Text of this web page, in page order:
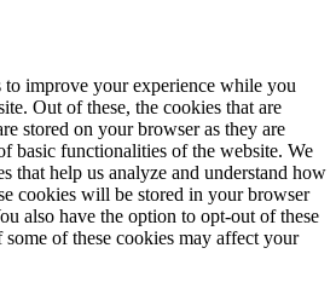
to improve your experience while you
Out of these, the cookies that are
stored on your browser as they are
basic functionalities of the website. We
that help us analyze and understand how
cookies will be stored in your browser
also have the option to opt-out of these
of these cookies may affect your